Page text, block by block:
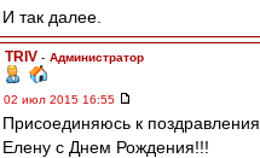
И так далее.
TRIV - Администратор
02 июл 2015 16:55
Присоединяюсь к
Елену с Днем Рождения!!!